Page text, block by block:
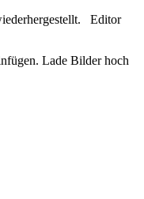
Editor
Lade Bilder hoch